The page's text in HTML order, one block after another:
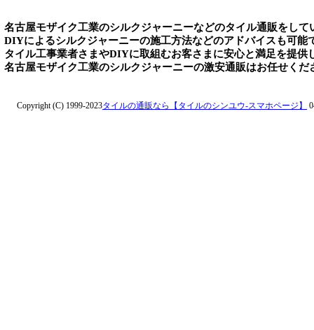
Copyright (C) 1999-2023タイルの通販なら【タイルのシンユウ-スマホページ】
名古屋モザイク工業のシルクジャーニーなどのタイル通販をし
DIYによるシルクジャーニーの施工方法などのアドバイスも可能
タイル工事業者さまやDIYに取組むお客さまに安心と満足を提供
名古屋モザイク工業のシルクジャーニーの激安通販はお任せくだ